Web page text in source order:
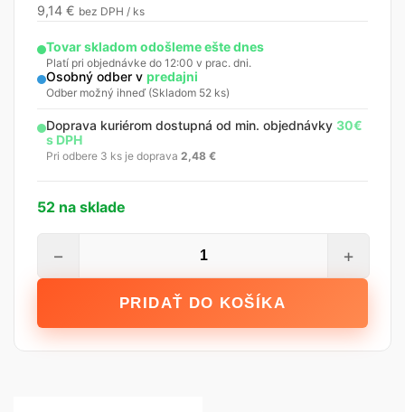
9,14 € bez DPH / ks
Tovar skladom odošleme ešte dnes
Platí pri objednávke do 12:00 v prac. dni.
Osobný odber v predajni
Odber možný ihneď (Skladom 52 ks)
Doprava kuriérom dostupná od min. objednávky 30€
s DPH
Pri odbere 3 ks je doprava 2,48 €
52 na sklade
ETICS
− +
PRIDAŤ DO KOŠÍKA